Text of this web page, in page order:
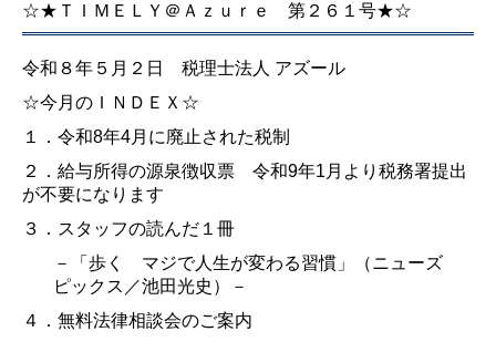
☆★ＴＩＭＥＬＹ＠Ａｚｕｒｅ 第２６１号★☆
令和８年５月２日 税理士法人 アズール
☆今月のＩＮＤＥＸ☆
１．令和8年4月に廃止された税制
２．給与所得の源泉徴収票 令和9年1 月より税務署提出
が不要になります
３． スタッフの読んだ１冊
－「歩く マジで人生が変わる習慣」（ニューズ
ピックス／池田光史）－
４．無料法律相談会のご案内